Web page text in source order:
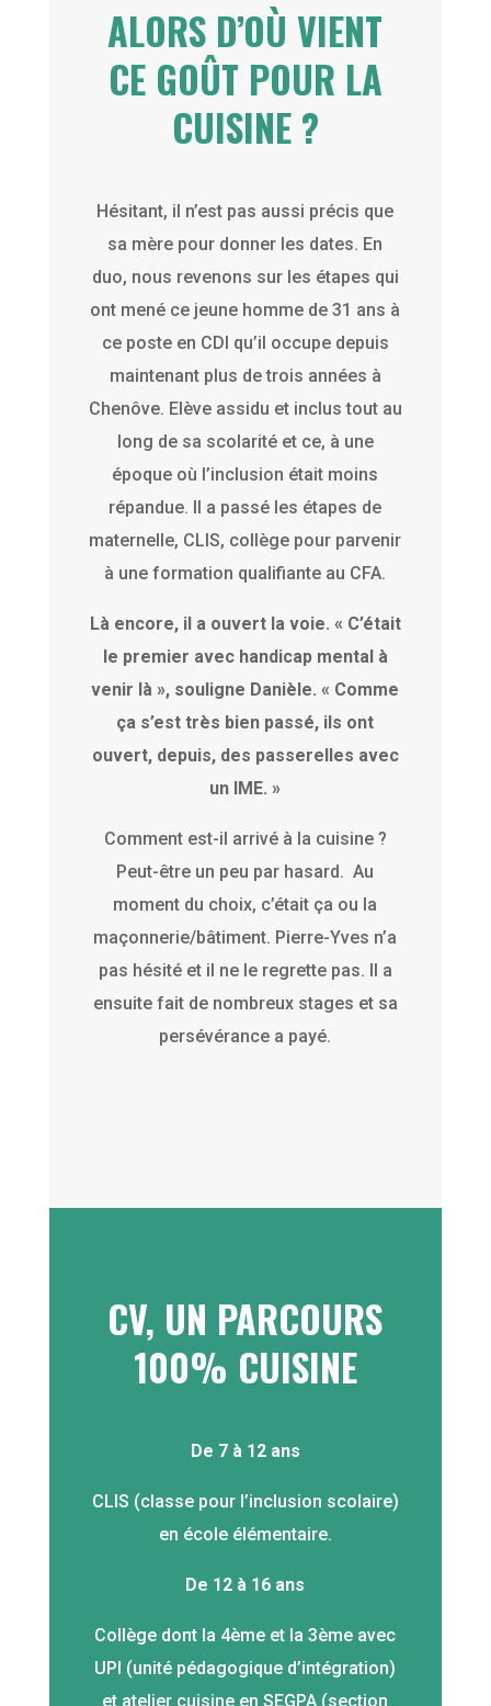
ALORS D’OÙ VIENT
CE GOÛT POUR LA
CUISINE ?
Hésitant, il n’est pas aussi précis que
sa mère pour donner les dates. En
duo, nous revenons sur les étapes qui
ont mené ce jeune homme de 31 ans à
ce poste en CDI qu’il occupe depuis
maintenant plus de trois années à
Chenôve. Elève assidu et inclus tout au
long de sa scolarité et ce, à une
époque où l’inclusion était moins
répandue. Il a passé les étapes de
maternelle, CLIS, collège pour parvenir
à une formation qualifiante au CFA.
Là encore, il a ouvert la voie. « C’était
le premier avec handicap mental à
venir là », souligne Danièle. « Comme
ça s’est très bien passé, ils ont
ouvert, depuis, des passerelles avec
un IME. »
Comment est-il arrivé à la cuisine ?
Peut-être un peu par hasard. Au
moment du choix, c’était ça ou la
maçonnerie/bâtiment. Pierre-Yves n’a
pas hésité et il ne le regrette pas. Il a
ensuite fait de nombreux stages et sa
persévérance a payé.
CV, UN PARCOURS
100% CUISINE
De 7 à 12 ans
CLIS (classe pour l’inclusion scolaire)
en école élémentaire.
De 12 à 16 ans
Collège dont la 4ème et la 3ème avec
UPI (unité pédagogique d’intégration)
et atelier cuisine en SEGPA (section